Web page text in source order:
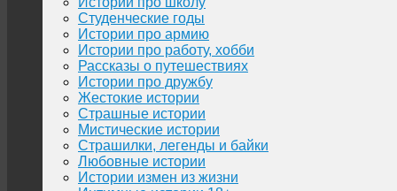
Студенческие годы
Истории про армию
Истории про работу, хобби
Рассказы о путешествиях
Истории про дружбу
Жестокие истории
Страшные истории
Мистические истории
Страшилки, легенды и байки
Любовные истории
Истории измен из жизни